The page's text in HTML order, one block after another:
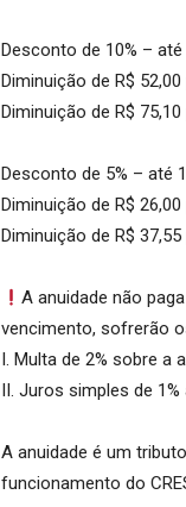
Desconto de 10% –
Diminuição de R$
Diminuição de R$
Desconto de 5% – até
Diminuição de R$
Diminuição de R$
A anuidade não
vencimento, sofrerão
I. Multa de 2% sobre a
II. Juros simples de 1%
A anuidade é um
funcionamento do